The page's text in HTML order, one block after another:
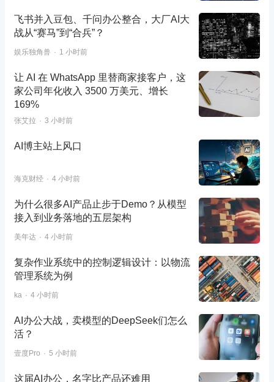
飞书并入豆包、千问办公整合，大厂AI大
战从“赛马”到“合兵”？
娱乐独角兽 1 小时前
让 AI 在 WhatsApp 里替商家接客户，这
家公司年化收入 3500 万美元、增长
169%
张艾拉 3 小时前
AI博主站上风口
海克财经 4 小时前
为什么很多AI产品止步于Demo？从模型
接入到业务落地的五层架构
美年达 4 小时前
复杂作业系统中的控制逻辑设计：以物流
管理系统为例
ka 4 小时前
AI办公大战，卖模型的DeepSeek们怎么
活？
壹度Pro 5 小时前
这届AI办公，名字比产品还难用